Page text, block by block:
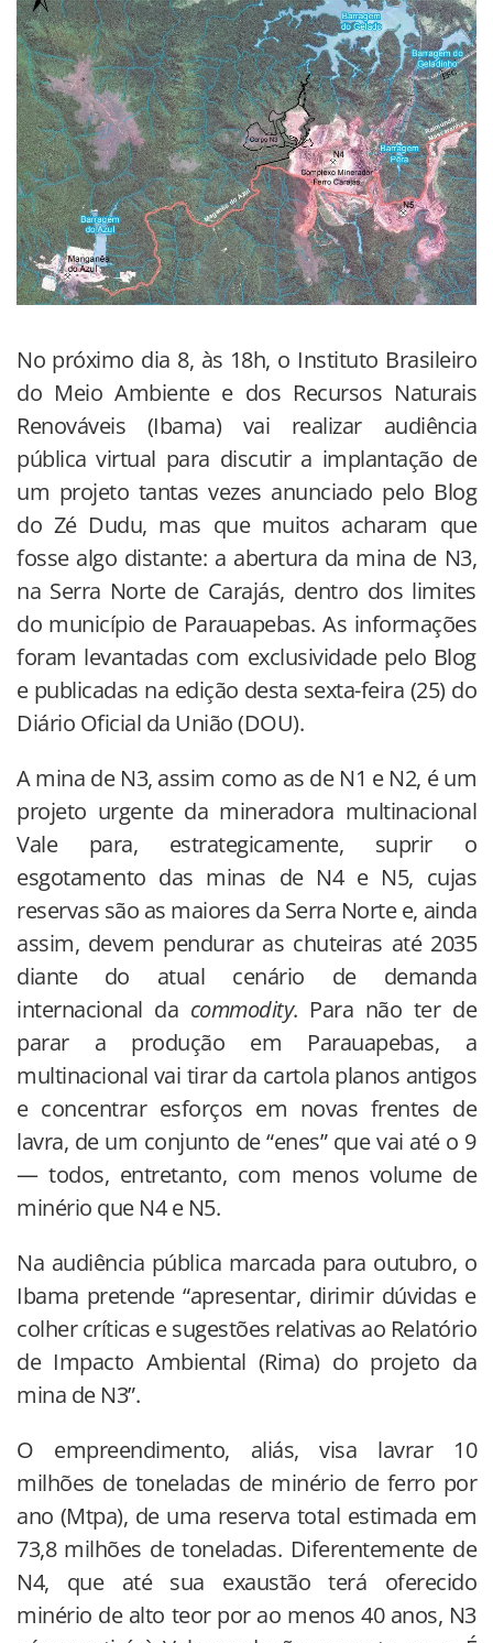
No próximo dia 8, às 18h, o Instituto Brasileiro
do Meio Ambiente e dos Recursos Naturais
Renováveis (Ibama) vai realizar audiência
pública virtual para discutir a implantação de
um projeto tantas vezes anunciado pelo Blog
do Zé Dudu, mas que muitos acharam que
fosse algo distante: a abertura da mina de N3,
na Serra Norte de Carajás, dentro dos limites
do município de Parauapebas. As informações
foram levantadas com exclusividade pelo Blog
e publicadas na edição desta sexta-feira (25) do
Diário Oficial da União (DOU).
A mina de N3, assim como as de N1 e N2, é um
projeto urgente da mineradora multinacional
Vale para, estrategicamente, suprir o
esgotamento das minas de N4 e N5, cujas
reservas são as maiores da Serra Norte e, ainda
assim, devem pendurar as chuteiras até 2035
diante do atual cenário de demanda
internacional da commodity. Para não ter de
parar a produção em Parauapebas, a
multinacional vai tirar da cartola planos antigos
e concentrar esforços em novas frentes de
lavra, de um conjunto de “enes” que vai até o 9
— todos, entretanto, com menos volume de
minério que N4 e N5.
Na audiência pública marcada para outubro, o
Ibama pretende “apresentar, dirimir dúvidas e
colher críticas e sugestões relativas ao Relatório
de Impacto Ambiental (Rima) do projeto da
mina de N3”.
O empreendimento, aliás, visa lavrar 10
milhões de toneladas de minério de ferro por
ano (Mtpa), de uma reserva total estimada em
73,8 milhões de toneladas. Diferentemente de
N4, que até sua exaustão terá oferecido
minério de alto teor por ao menos 40 anos, N3